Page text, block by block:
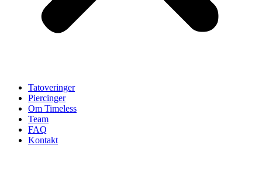
Tatoveringer
Piercinger
Om Timeless
Team
FAQ
Kontakt